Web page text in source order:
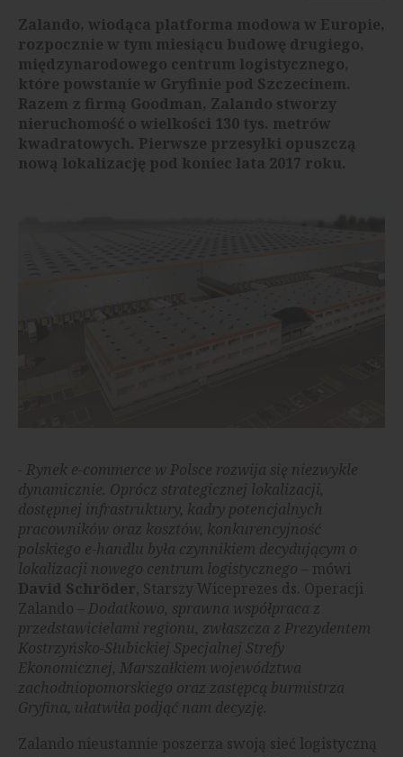
Zalando, wiodąca platforma modowa w Europie,
rozpocznie w tym miesiącu budowę drugiego,
międzynarodowego centrum logistycznego,
które powstanie w Gryfinie pod Szczecinem.
Razem z firmą Goodman, Zalando stworzy
nieruchomość o wielkości 130 tys. metrów
kwadratowych. Pierwsze przesyłki opuszczą
nową lokalizację pod koniec lata 2017 roku.
- Rynek e-commerce w Polsce rozwija się niezwykle
dynamicznie. Oprócz strategicznej lokalizacji,
dostępnej infrastruktury, kadry potencjalnych
pracowników oraz kosztów, konkurencyjność
polskiego e-handlu była czynnikiem decydującym o
lokalizacji nowego centrum logistycznego – mówi
David Schröder, Starszy Wiceprezes ds. Operacji
Zalando – Dodatkowo, sprawna współpraca z
przedstawicielami regionu, zwłaszcza z Prezydentem
Kostrzyńsko-Słubickiej Specjalnej Strefy
Ekonomicznej, Marszałkiem województwa
zachodniopomorskiego oraz zastępcą burmistrza
Gryfina, ułatwiła podjąć nam decyzję.
Zalando nieustannie poszerza swoją sieć logistyczną